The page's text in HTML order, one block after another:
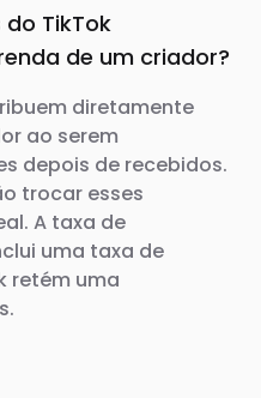
TikTok
de um criador?
diretamente
ao serem
depois de recebidos.
trocar esses
A taxa de
uma taxa de
retém uma